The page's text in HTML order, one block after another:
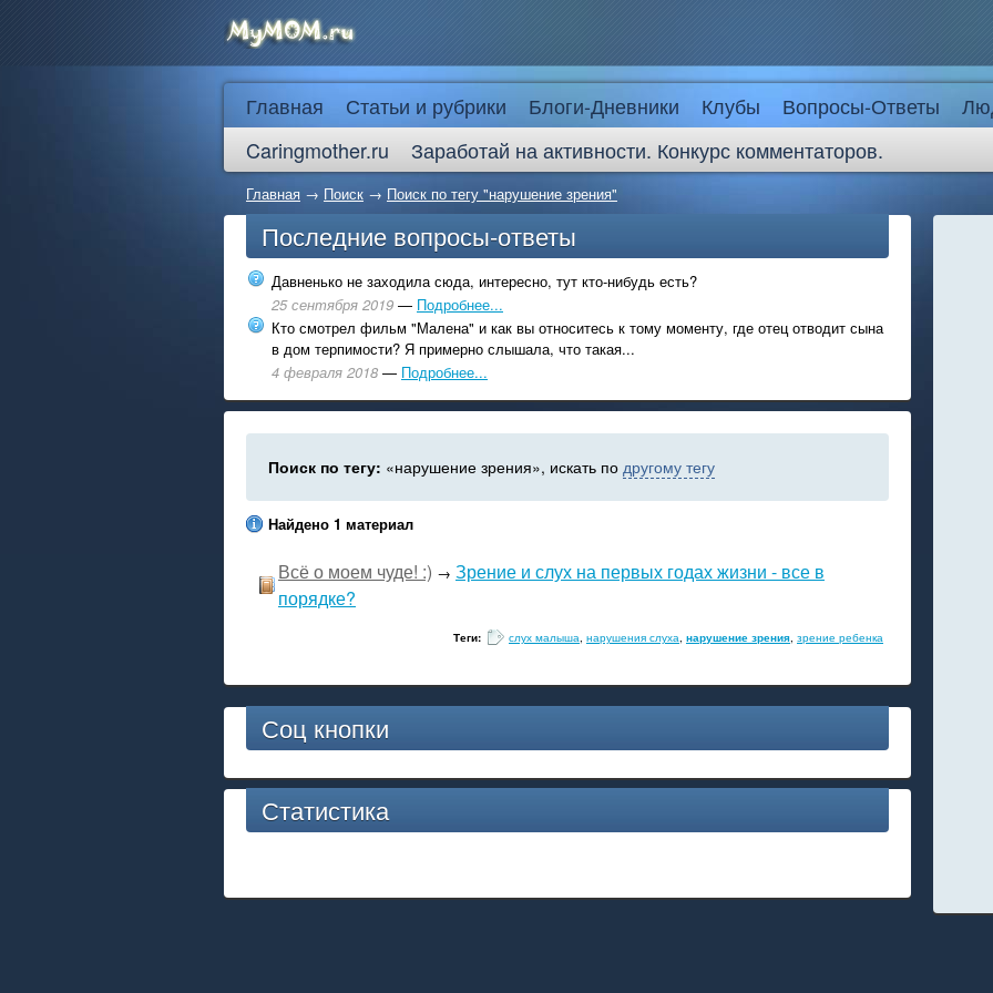
Главная Статьи и рубрики Блоги-Дневники Клубы Вопросы-Ответы
Caringmother.ru
Заработай на активности. Конкурс комментаторов.
Главная → Поиск → Поиск по тегу "нарушение зрения"
Последние вопросы-ответы
Давненько не заходила сюда, интересно, тут кто-нибудь есть?
25 сентября 2019 — Подробнее...
Кто смотрел фильм "Малена" и как вы относитесь к тому моменту, где отец отводит сына
в дом терпимости? Я примерно слышала, что такая...
4 февраля 2018 — Подробнее...
Поиск по тегу: «нарушение зрения», искать по другому тегу
Найдено 1 материал
Всё о моем чуде! :) → Зрение и слух на первых годах жизни - все в
порядке?
Теги: слух малыша, нарушения слуха, нарушение зрения, зрение ребенка
Соц кнопки
Статистика